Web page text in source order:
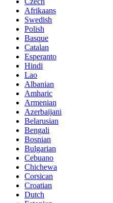
Afrikaans
Swedish
Polish
Basque
Catalan
Esperanto
Hindi
Lao
Albanian
Amharic
Armenian
Azerbaijani
Belarusian
Bengali
Bosnian
Bulgarian
Cebuano
Chichewa
Corsican
Croatian
Dutch